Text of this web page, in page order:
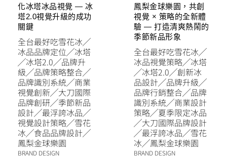
化冰塔冰品視覺 — 冰
塔2.0視覺升級的成功
關鍵
全台最好吃雪花冰╱
冰品品牌定位╱冰塔
╱冰塔2.0╱品牌升
級╱品牌策略整合╱
品牌識別系統╱商業
視覺創新╱大刀國際
品牌創研╱季節新品
設計╱最浮誇冰品╱
視覺設計策略╱雪花
冰╱食品品牌設計╱
鳳梨金球樂園
BRAND DESIGN
鳳梨金球樂園，共創
視覺 × 策略的全新體
驗 — 打造清爽熱鬧的
季節新品形象
全台最好吃雪花冰╱
冰品視覺策略╱冰塔
╱冰塔2.0╱創新冰
品設計╱品牌升級╱
品牌行銷整合╱品牌
識別系統╱商業設計
策略╱夏季限定冰品
╱大刀國際品牌設計
╱最浮誇冰品╱雪花
冰╱鳳梨金球樂園
BRAND DESIGN